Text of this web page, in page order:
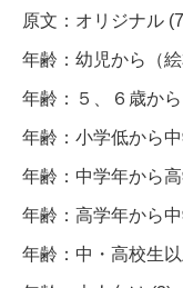
原文：オリジナル
年齢：幼児から（
年齢：５、６歳か
年齢：小学低から
年齢：中学年から
年齢：高学年から
年齢：中・高校生